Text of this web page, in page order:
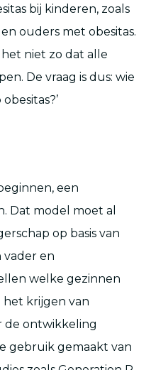
bij kinderen, zoals
ouders met obesitas.
niet zo dat alle
De vraag is dus: wie
een
Dat model moet al
op basis van
vader en
welke gezinnen
het krijgen van
de ontwikkeling
gebruik gemaakt van